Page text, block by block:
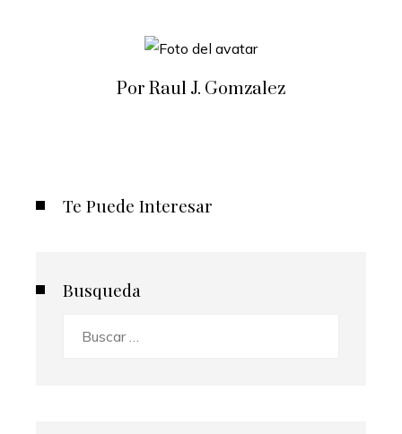
Por Raul J. Gomzalez
Te Puede Interesar
Busqueda